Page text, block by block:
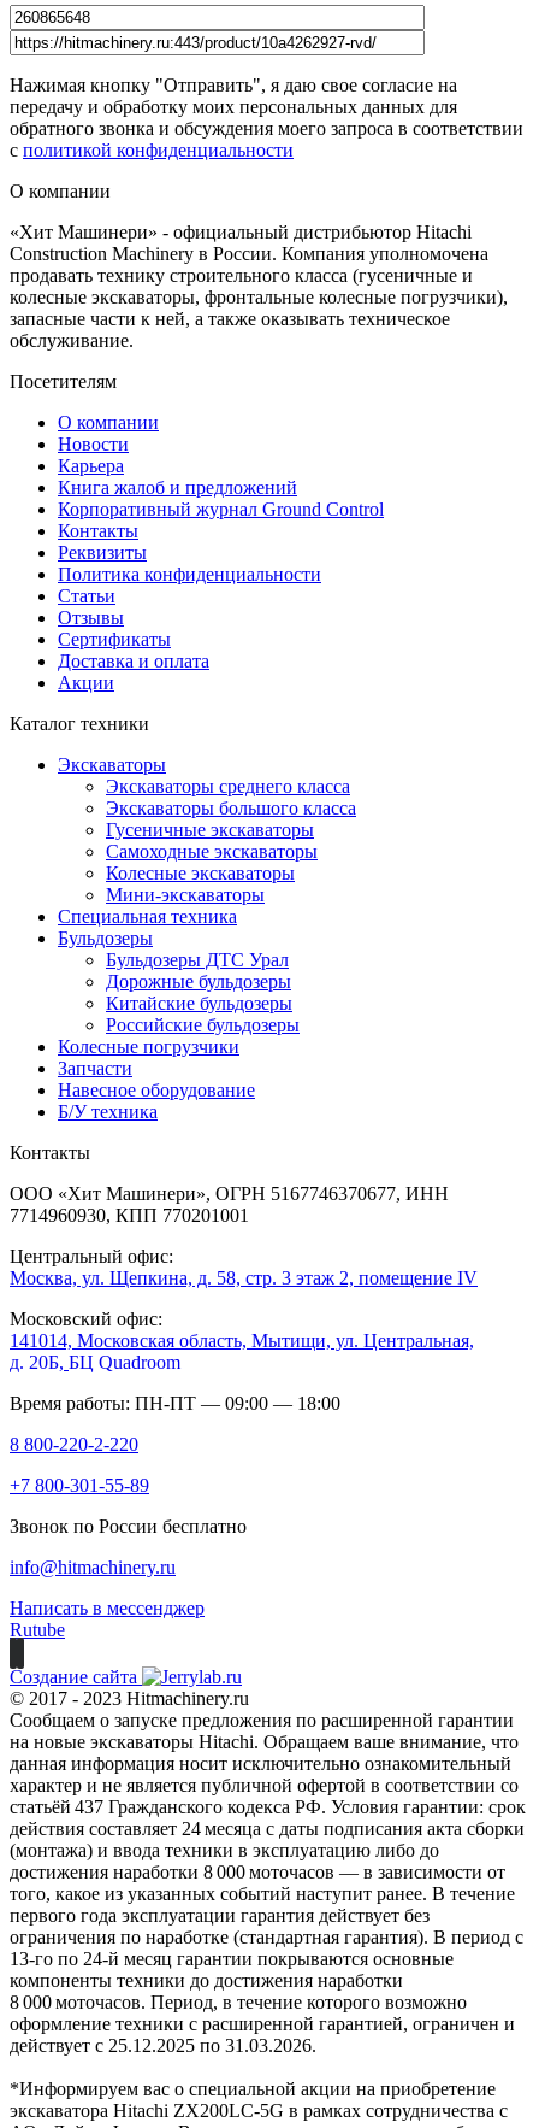
Нажимая кнопку "Отправить", я даю свое согласие на
передачу и обработку моих персональных данных для
обратного звонка и обсуждения моего запроса в соответствии
с политикой конфиденциальности
О компании
«Хит Машинери» - официальный дистрибьютор Hitachi
Construction Machinery в России. Компания уполномочена
продавать технику строительного класса (гусеничные и
колесные экскаваторы, фронтальные колесные погрузчики),
запасные части к ней, а также оказывать техническое
обслуживание.
Посетителям
О компании
Новости
Карьера
Книга жалоб и предложений
Корпоративный журнал Ground Control
Контакты
Реквизиты
Политика конфиденциальности
Статьи
Отзывы
Сертификаты
Доставка и оплата
Акции
Каталог техники
Экскаваторы
Экскаваторы среднего класса
Экскаваторы большого класса
Гусеничные экскаваторы
Самоходные экскаваторы
Колесные экскаваторы
Мини-экскаваторы
Специальная техника
Бульдозеры
Бульдозеры ДТС Урал
Дорожные бульдозеры
Китайские бульдозеры
Российские бульдозеры
Колесные погрузчики
Запчасти
Навесное оборудование
Б/У техника
Контакты
ООО «Хит Машинери», ОГРН 5167746370677, ИНН
7714960930, КПП 770201001
Центральный офис:
Москва, ул. Щепкина, д. 58, стр. 3 этаж 2, помещение IV
Московский офис:
141014, Московская область, Мытищи, ул. Центральная,
д. 20Б, БЦ Quadroom
Время работы: ПН-ПТ — 09:00 — 18:00
8 800-220-2-220
+7 800-301-55-89
Звонок по России бесплатно
info@hitmachinery.ru
Написать в мессенджер
Rutube
Создание сайта
© 2017 - 2023 Hitmachinery.ru
Сообщаем о запуске предложения по расширенной гарантии
на новые экскаваторы Hitachi. Обращаем ваше внимание, что
данная информация носит исключительно ознакомительный
характер и не является публичной офертой в соответствии со
статьёй 437 Гражданского кодекса РФ. Условия гарантии: срок
действия составляет 24 месяца с даты подписания акта сборки
(монтажа) и ввода техники в эксплуатацию либо до
достижения наработки 8 000 моточасов — в зависимости от
того, какое из указанных событий наступит ранее. В течение
первого года эксплуатации гарантия действует без
ограничения по наработке (стандартная гарантия). В период с
13‑го по 24‑й месяц гарантии покрываются основные
компоненты техники до достижения наработки
8 000 моточасов. Период, в течение которого возможно
оформление техники с расширенной гарантией, ограничен и
действует с 25.12.2025 по 31.03.2026.
*Информируем вас о специальной акции на приобретение
экскаватора Hitachi ZX200LC-5G в рамках сотрудничества с